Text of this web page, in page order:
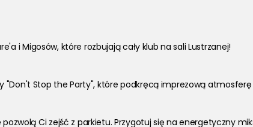
i Migosów, które rozbujają cały klub na sali Lustrzanej!
"Don't Stop the Party", które podkręcą imprezową atmosferę
Ci zejść z parkietu. Przygotuj się na energetyczny